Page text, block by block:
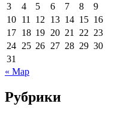
3
4 5 6 7 8
9
10 11 12 13 14 15 16
17 18 19 20 21 22 23
24 25 26 27 28 29 30
31
« Мар
Рубрики